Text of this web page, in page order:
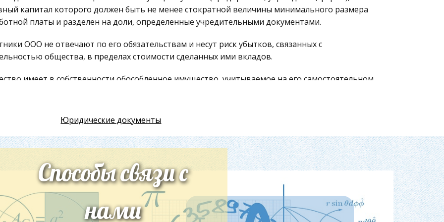
капитал которого должен быть не менее стократной величины минимального размера
платы и разделен на доли, определенные учредительными документами.
ООО не отвечают по его обязательствам и несут риск убытков, связанных с
общества, в пределах стоимости сделанных ими вкладов.
имеет в собственности обособленное имущество, учитываемое на его самостоятельном
требования к фирменным наименованиям обществ с ограниченной
ООО должны иметь полное наименование общества в слова «с ограниченной
и вправе иметь сокращенное наименование на русском языке, а также вправе
полное или сокращенное наименование на языках народов РФ или иностранных языках.
в силу ФЗ от 08.08.2001 г. № 129-ФЗ 'О государственной регистрации юридических лиц'
значение не только для вновь создаваемых организаций, но и устанавливает определенные
для уже существующих юридических лиц. В частности установлена обязанность
Юридические документы
Способы связи с
нами